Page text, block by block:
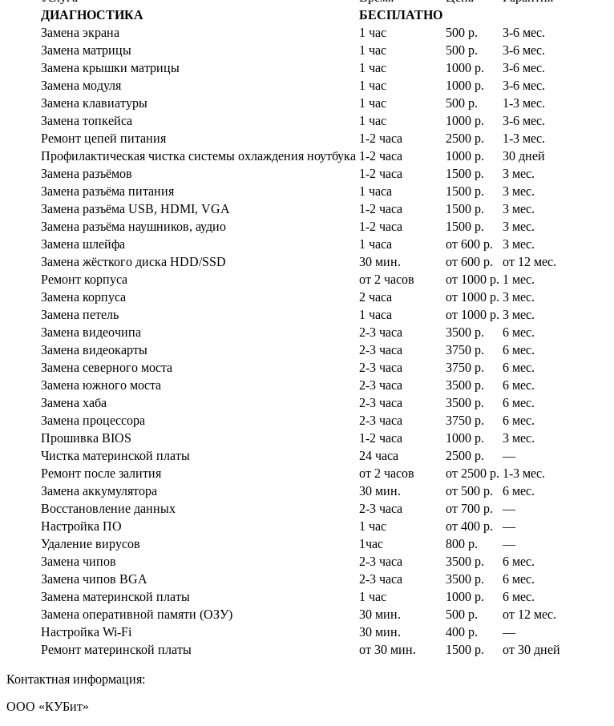
ДИАГНОСТИКА
БЕСПЛАТНО
Замена экрана
1 час 500 р.
3-6 мес.
Замена матрицы
1 час 500 р.
3-6 мес.
Замена крышки матрицы
1 час 1000 р.
3-6 мес.
Замена модуля
1 час 1000 р.
3-6 мес.
Замена клавиатуры
1 час 500 р.
1-3 мес.
Замена топкейса
1 час 1000 р.
3-6 мес.
Ремонт цепей питания
1-2 часа 2500 р.
1-3 мес.
Профилактическая чистка системы охлаждения ноутбука 1-2 часа 1000 р.
30 дней
Замена разъёмов
1-2 часа 1500 р.
3 мес.
Замена разъёма питания
1 часа 1500 р.
3 мес.
Замена разъёма USB, HDMI, VGA
1-2 часа 1500 р.
3 мес.
Замена разъёма наушников, аудио
1-2 часа 1500 р.
3 мес.
Замена шлейфа
1 часа от 600 р.
3 мес.
Замена жёсткого диска HDD/SSD
30 мин. от 600 р.
от 12 мес.
Ремонт корпуса
от 2 часов от 1000 р. 1 мес.
Замена корпуса
2 часа от 1000 р. 3 мес.
Замена петель
1 часа от 1000 р. 3 мес.
Замена видеочипа
2-3 часа 3500 р.
6 мес.
Замена видеокарты
2-3 часа 3750 р.
6 мес.
Замена северного моста
2-3 часа 3750 р.
6 мес.
Замена южного моста
2-3 часа 3500 р.
6 мес.
Замена хаба
2-3 часа 3500 р.
6 мес.
Замена процессора
2-3 часа 3750 р.
6 мес.
Прошивка BIOS
1-2 часа 1000 р.
3 мес.
Чистка материнской платы
24 часа 2500 р.
—
Ремонт после залития
от 2 часов от 2500 р. 1-3 мес.
Замена аккумулятора
30 мин. от 500 р.
6 мес.
Восстановление данных
2-3 часа от 700 р.
—
Настройка ПО
1 час от 400 р.
—
Удаление вирусов
1час 800 р.
—
Замена чипов
2-3 часа 3500 р.
6 мес.
Замена чипов BGA
2-3 часа 3500 р.
6 мес.
Замена материнской платы
1 час 1000 р.
6 мес.
Замена оперативной памяти (ОЗУ)
30 мин. 500 р.
от 12 мес.
Настройка Wi-Fi
30 мин. 400 р.
—
Ремонт материнской платы
от 30 мин. 1500 р. от 30 дней
Контактная информация:
ООО «КУБит»